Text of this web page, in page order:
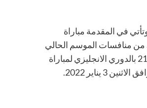
في المقدمة مباراة
21 بمسابقة الدوري الانجليزي من منافسات الموسم الحالي
2021/ 2022 وأيضاً المغربي وفعاليات كأس فرنسا، حيث أن تنتهي منافسات الجولة الـ21 بالدوري الانجليزي لمباراة
يناير 2022.